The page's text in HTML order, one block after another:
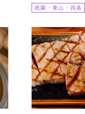
祇園・東山・四条